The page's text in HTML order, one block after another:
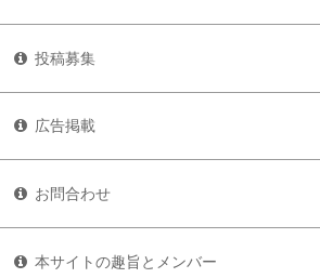
投稿募集
広告掲載
お問合わせ
本サイトの趣旨とメンバー